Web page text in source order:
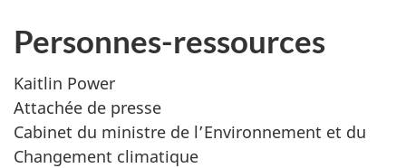
Personnes-ressources
Kaitlin Power
Attachée de presse
Cabinet du ministre de l’Environnement et du
Changement climatique